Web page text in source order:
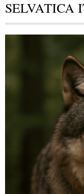
SELVATICA